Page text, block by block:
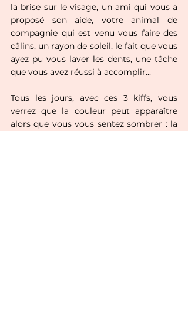
la brise sur le visage, un ami qui vous a
proposé son aide, votre animal de
compagnie qui est venu vous faire des
câlins, un rayon de soleil, le fait que vous
ayez pu vous laver les dents, une tâche
que vous avez réussi à accomplir...
Tous les jours, avec ces 3 kiffs, vous
verrez que la couleur peut apparaître
alors que vous vous sentez sombrer : la